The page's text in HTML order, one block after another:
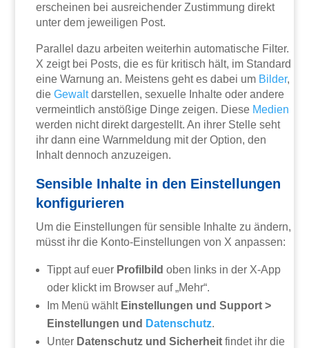
erscheinen bei ausreichender Zustimmung direkt
unter dem jeweiligen Post.
Parallel dazu arbeiten weiterhin automatische Filter.
X zeigt bei Posts, die es für kritisch hält, im Standard
eine Warnung an. Meistens geht es dabei um Bilder,
dieGewaltdarstellen, sexuelle Inhalte oder andere
vermeintlich anstößige Dinge zeigen. Diese Medien
werden nicht direkt dargestellt. An ihrer Stelle seht
ihr dann eine Warnmeldung mit der Option, den
Inhalt dennoch anzuzeigen.
Sensible Inhalte in den Einstellungen
konfigurieren
Um die Einstellungen für sensible Inhalte zu ändern,
müsst ihr die Konto-Einstellungen von X anpassen:
Tippt auf euer Profilbild oben links in der X-App
oder klickt im Browser auf „Mehr“.
Im Menü wählt Einstellungen und Support >
Einstellungen und Datenschutz.
Unter Datenschutz und Sicherheit findet ihr die